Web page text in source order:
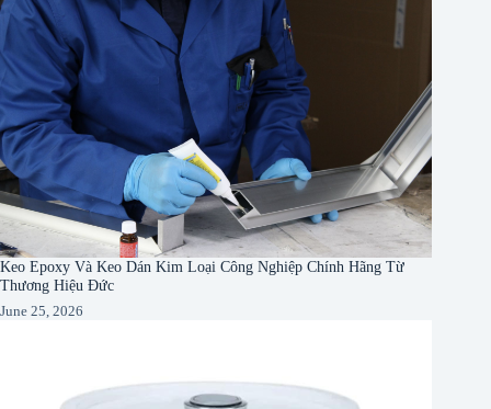
Keo Epoxy Và Keo Dán Kim Loại Công Nghiệp Chính Hãng Từ
Thương Hiệu Đức
June 25, 2026